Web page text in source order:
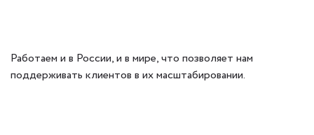
Работаем и в России, и в мире, что позволяет нам
поддерживать клиентов в их масштабировании.